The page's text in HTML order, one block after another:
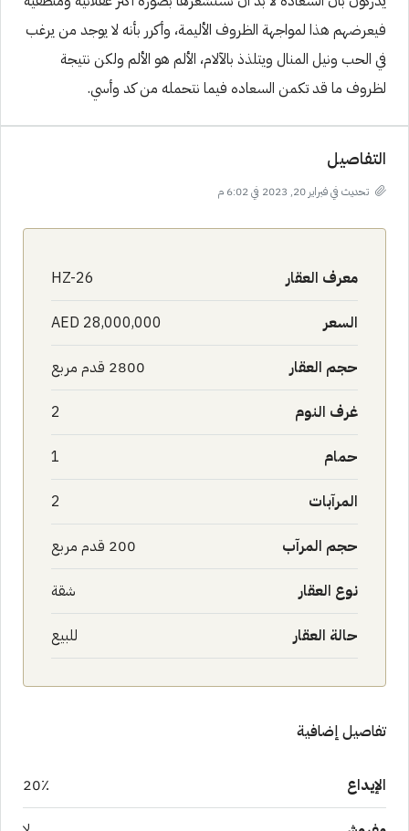
فيعرضهم هذا لمواجهة الظروف الأليمة، وأكرر بأنه لا يوجد من يرغب
في الحب ونيل المنال ويتلذذ بالآلام، الألم هو الألم ولكن نتيجة
لظروف ما قد تكمن السعاده فيما نتحمله من كد وأسي.
التفاصيل
تحديث في فبراير 20, 2023 في 6:02 م
معرف العقار HZ-26
السعر AED 28,000,000
حجم العقار 2800 قدم مربع
غرف النوم 2
حمام 1
المرآبات 2
حجم المرآب 200 قدم مربع
نوع العقار شقة
حالة العقار للبيع
تفاصيل إضافية
الإيداع 20٪